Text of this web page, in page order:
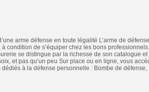
arme défense en toute légalité L’arme de défense
condition de s’équiper chez les bons
se distingue par la richesse de son catalogue et
et pas qu’un peu Sur place ou en ligne, vous
à la défense personnelle : Bombe de défense,